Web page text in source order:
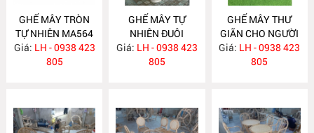
GHẾ MÂY TRÒN
TỰ NHIÊN MA564
Giá: LH - 0938 423
805
GHẾ MÂY TỰ
NHIÊN ĐUÔI
CÔNG MA562
Giá: LH - 0938 423
805
GHẾ MÂY THƯ
GIÃN CHO NGƯỜI
GIÀ MA558
Giá: LH - 0938 423
805